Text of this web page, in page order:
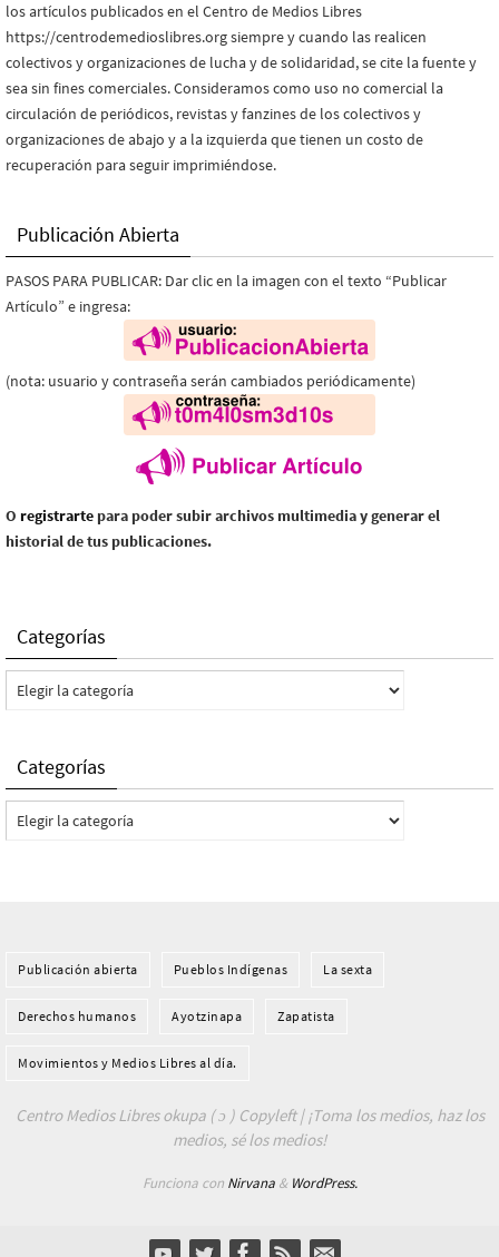
los artículos publicados en el Centro de Medios Libres
https://centrodemedioslibres.org siempre y cuando las realicen
colectivos y organizaciones de lucha y de solidaridad, se cite la fuente y
sea sin fines comerciales. Consideramos como uso no comercial la
circulación de periódicos, revistas y fanzines de los colectivos y
organizaciones de abajo y a la izquierda que tienen un costo de
recuperación para seguir imprimiéndose.
Publicación Abierta
PASOS PARA PUBLICAR: Dar clic en la imagen con el texto “Publicar
Artículo” e ingresa:
(nota: usuario y contraseña serán cambiados periódicamente)
O registrarte para poder subir archivos multimedia y generar el
historial de tus publicaciones.
Categorías
Categorías
Categorías
Categorías
Publicación abierta Pueblos Indí­genas La sexta
Derechos humanos Ayotzinapa Zapatista
Movimientos y Medios Libres al día.
Centro Medios Libres okupa ( ɔ ) Copyleft | ¡Toma los medios, haz los
medios, sé los medios!
Funciona con Nirvana& WordPress.